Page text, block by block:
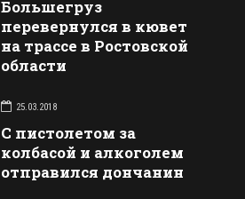
Большегруз
перевернулся в кювет
на трассе в Ростовской
области
25.03.2018
С пистолетом за
колбасой и алкоголем
отправился дончанин